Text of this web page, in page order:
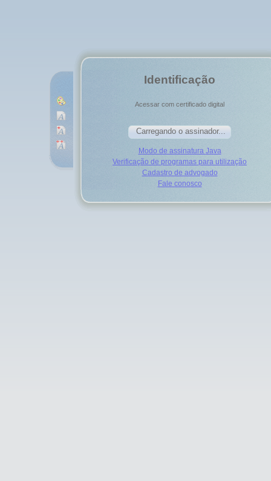
Identificação
Acessar com certificado digital
Modo de assinatura Java
Verificação de programas para utilização
Cadastro de advogado
Fale conosco